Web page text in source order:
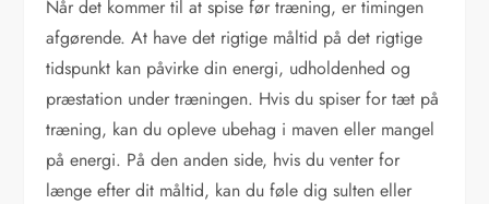
Når det kommer til at spise før træning, er timingen
afgørende. At have det rigtige måltid på det rigtige
tidspunkt kan påvirke din energi, udholdenhed og
præstation under træningen. Hvis du spiser for tæt på
træning, kan du opleve ubehag i maven eller mangel
på energi. På den anden side, hvis du venter for
længe efter dit måltid, kan du føle dig sulten eller